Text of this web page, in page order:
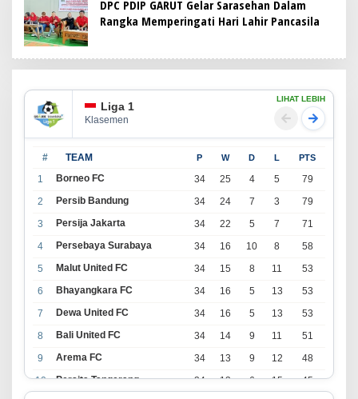
DPC PDIP GARUT Gelar Sarasehan Dalam
Rangka Memperingati Hari Lahir Pancasila
Liga 1
Klasemen
LIHAT LEBIH
# TEAM P W D L PTS
1 Borneo FC 34 25 4 5
79
2
Persib Bandung 34 24 7 3
79
3
Persija Jakarta 34 22 5 7
71
4
Persebaya Surabaya 34 16 10 8
58
5
Malut United FC 34 15 8 11
53
6
Bhayangkara FC 34 16 5 13
53
7
Dewa United FC 34 16 5 13
53
8
Bali United FC 34 14 9 11
51
9
Arema FC 34 13 9 12
48
10
Persita Tangerang 34 13 6 15
45